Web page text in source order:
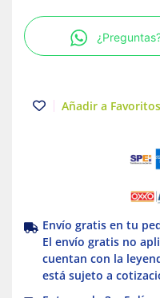
3F
4H
30
Añadir a
Envío gratis en tu
El envío gratis no
cuentan con la
está sujeto a